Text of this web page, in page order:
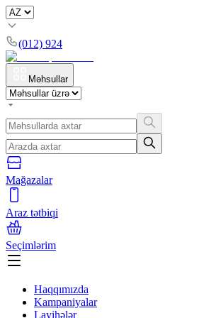
(012) 924
Məhsullar
Mağazalar
Araz tətbiqi
Seçimlərim
Haqqımızda
Kampaniyalar
Layihələr